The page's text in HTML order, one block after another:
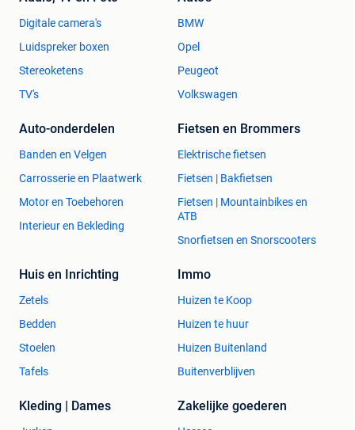
Digitale camera's
Luidspreker boxen
Stereoketens
TV's
BMW
Opel
Peugeot
Volkswagen
Auto-onderdelen
Banden en Velgen
Carrosserie en Plaatwerk
Motor en Toebehoren
Interieur en Bekleding
Fietsen en Brommers
Elektrische fietsen
Fietsen | Bakfietsen
Fietsen | Mountainbikes en
ATB
Snorfietsen en Snorscooters
Huis en Inrichting
Zetels
Bedden
Stoelen
Tafels
Immo
Huizen te Koop
Huizen te huur
Huizen Buitenland
Buitenverblijven
Kleding | Dames Zakelijke goederen